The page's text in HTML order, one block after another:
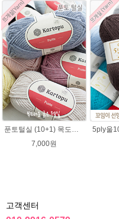
7,000원
고객센터